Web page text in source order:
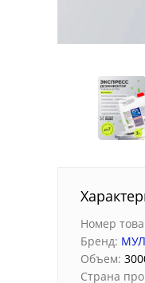
Номер
Бренд:
Объем:
Страна